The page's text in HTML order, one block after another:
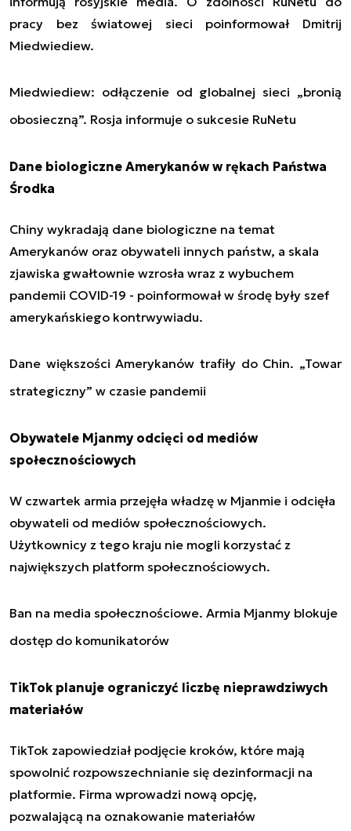
pracy bez światowej sieci poinformował Dmitrij
Miedwiediew.
Miedwiediew: odłączenie od globalnej sieci „bronią
obosieczną”. Rosja informuje o sukcesie RuNetu
Dane biologiczne Amerykanów w rękach Państwa
Środka
Chiny wykradają dane biologiczne na temat
Amerykanów oraz obywateli innych państw, a skala
zjawiska gwałtownie wzrosła wraz z wybuchem
pandemii COVID-19 - poinformował w środę były szef
amerykańskiego kontrwywiadu.
Dane większości Amerykanów trafiły do Chin. „Towar
strategiczny” w czasie pandemii
Obywatele Mjanmy odcięci od mediów
społecznościowych
W czwartek armia przejęła władzę w Mjanmie i odcięła
obywateli od mediów społecznościowych.
Użytkownicy z tego kraju nie mogli korzystać z
największych platform społecznościowych.
Ban na media społecznościowe. Armia Mjanmy blokuje
dostęp do komunikatorów
TikTok planuje ograniczyć liczbę nieprawdziwych
materiałów
TikTok zapowiedział podjęcie kroków, które mają
spowolnić rozpowszechnianie się dezinformacji na
platformie. Firma wprowadzi nową opcję,
pozwalającą na oznakowanie materiałów